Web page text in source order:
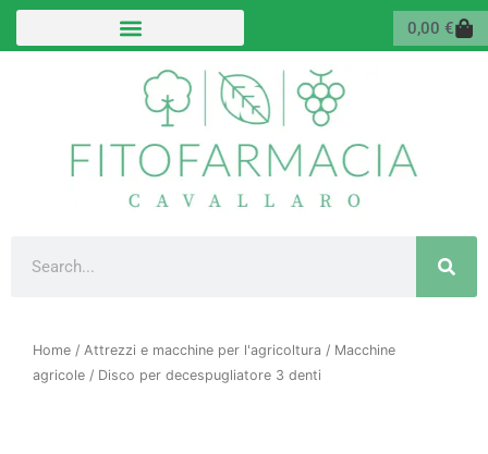
Vai
0,00 €
Home / Attrezzi e macchine per l'agricoltura / Macchine
agricole / Disco per decespugliatore 3 denti